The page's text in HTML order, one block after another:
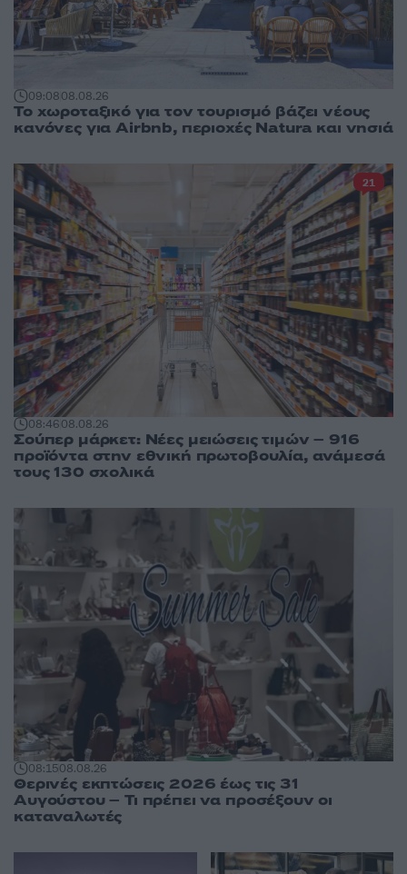
09:0808.08.26
Το χωροταξικό για τον τουρισμό βάζει νέους
κανόνες για Airbnb, περιοχές Natura και νησιά
08:4608.08.26
Σούπερ μάρκετ: Νέες μειώσεις τιμών – 916
προϊόντα στην εθνική πρωτοβουλία, ανάμεσά
τους 130 σχολικά
21
08:1508.08.26
Θερινές εκπτώσεις 2026 έως τις 31
Αυγούστου – Τι πρέπει να προσέξουν οι
καταναλωτές